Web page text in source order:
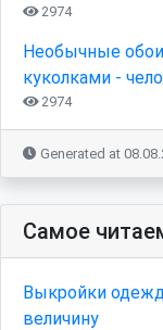
2974
Необычные
куколками -
2974
Generated at
Самое
Выкройки
величину